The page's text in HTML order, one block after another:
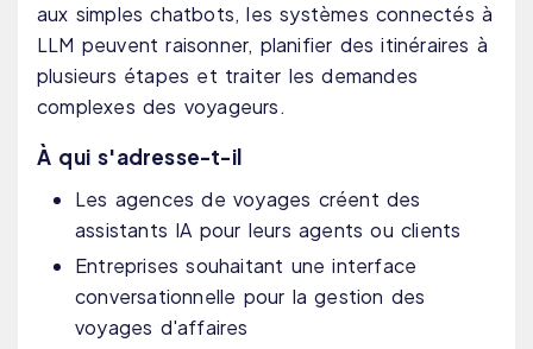
aux simples chatbots, les systèmes connectés à
LLM peuvent raisonner, planifier des itinéraires à
plusieurs étapes et traiter les demandes
complexes des voyageurs.
À qui s'adresse-t-il
Les agences de voyages créent des
assistants IA pour leurs agents ou clients
Entreprises souhaitant une interface
conversationnelle pour la gestion des
voyages d'affaires